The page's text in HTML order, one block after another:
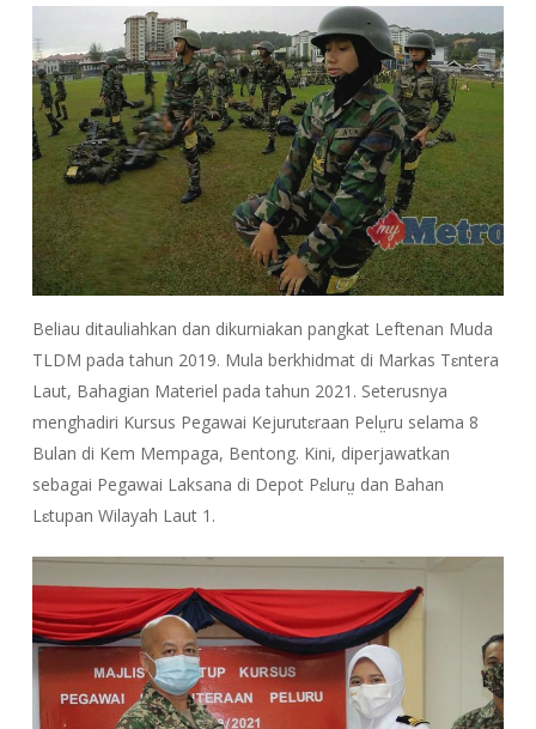
Beliau ditauliahkan dan dikurniakan pangkat Leftenan Muda
TLDM pada tahun 2019. Mula berkhidmat di Markas Tɛntera
Laut, Bahagian Materiel pada tahun 2021. Seterusnya
menghadiri Kursus Pegawai Kejurutɛraan Pelṳru selama 8
Bulan di Kem Mempaga, Bentong. Kini, diperjawatkan
sebagai Pegawai Laksana di Depot Pɛlurṳ dan Bahan
Lɛtupan Wilayah Laut 1.